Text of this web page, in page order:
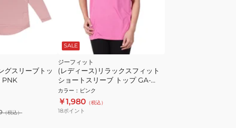
グスリーブトッ
PNK
（税込）
SALE
ジーフィット
(レディース)リラックスフィット
ショートスリーブ トップ GA-
C657TS-PI
カラー ： ピンク
￥1,980 （税込）
18ポイント